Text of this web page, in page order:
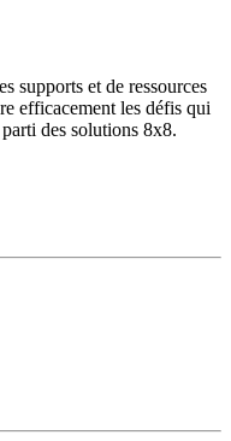
supports et de ressources
efficacement les défis qui
des solutions 8x8.